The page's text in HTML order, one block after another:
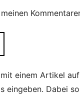
einem Artikel
eingeben. Dabei